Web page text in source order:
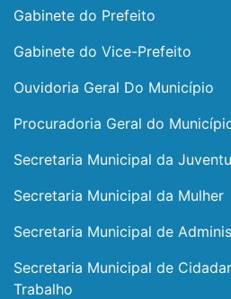
Gabinete do Prefeito
Gabinete do Vice-Prefeito
Ouvidoria Geral Do Município
Procuradoria Geral do
Secretaria Municipal da
Secretaria Municipal da Mulher
Secretaria Municipal de
Secretaria Municipal de
Trabalho